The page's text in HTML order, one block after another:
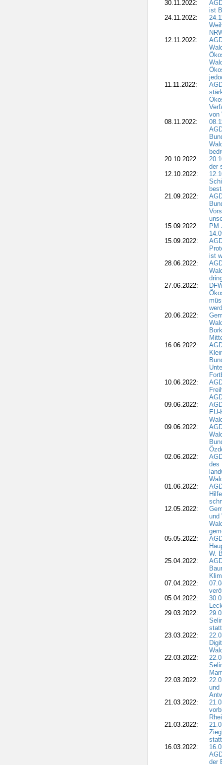
30.11.2022:
ist
24.11.2022:
12.11.2022:
11.11.2022:
von
08.11.2022:
20.10.2022:
der
12.10.2022:
21.09.2022:
15.09.2022:
PM
15.09.2022:
ist
28.06.2022:
27.06.2022:
20.06.2022:
16.06.2022:
10.06.2022:
09.06.2022:
09.06.2022:
02.06.2022:
des
01.06.2022:
12.05.2022:
und
05.05.2022:
W.
25.04.2022:
07.04.2022:
05.04.2022:
29.03.2022:
23.03.2022:
22.03.2022:
22.03.2022:
und
21.03.2022:
21.03.2022:
16.03.2022:
der